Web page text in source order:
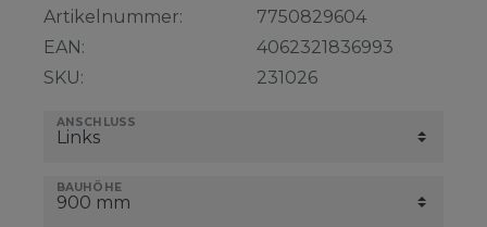
Artikelnummer:
EAN:
SKU:
7750829604
4062321836993
231026
ANSCHLUSS
BAUHÖHE